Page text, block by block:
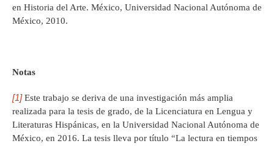
en Historia del Arte. México, Universidad Nacional Autónoma de
México, 2010.
Notas
[1]Este trabajo se deriva de una investigación más amplia
realizada para la tesis de grado, de la Licenciatura en Lengua y
Literaturas Hispánicas, en la Universidad Nacional Autónoma de
México, en 2016. La tesis lleva por título “La lectura en tiempos